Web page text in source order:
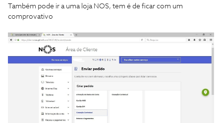
Também pode ir a uma loja NOS, tem é de ficar com um
comprovativo